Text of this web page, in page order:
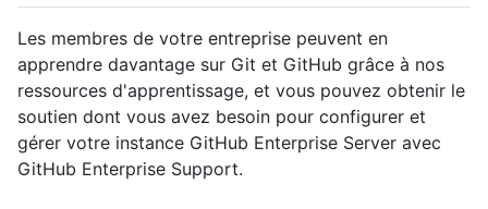
Les membres de votre entreprise peuvent en
apprendre davantage sur Git et GitHub grâce à nos
ressources d'apprentissage, et vous pouvez obtenir le
soutien dont vous avez besoin pour configurer et
gérer votre instance GitHub Enterprise Server avec
GitHub Enterprise Support.